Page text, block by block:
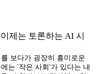
제는 토론하는 AI 시
보다가 굉장히 흥미로운
는 '작은 사회'가 있다는 내